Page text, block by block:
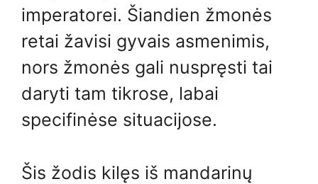
imperatorei. Šiandien žmonės
retai žavisi gyvais asmenimis,
nors žmonės gali nuspręsti tai
daryti tam tikrose, labai
specifinėse situacijose.
Šis žodis kilęs iš mandarinų